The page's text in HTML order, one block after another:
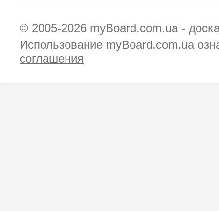
© 2005-2026 myBoard.com.ua -
Использование myBoard.com.ua
соглашения